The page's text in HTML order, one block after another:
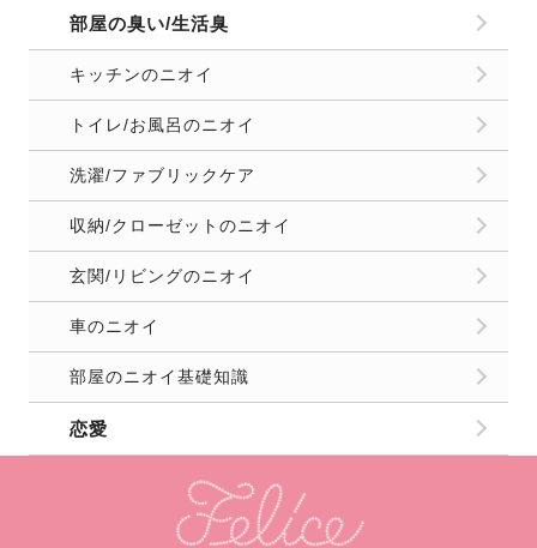
部屋の臭い/生活臭
キッチンのニオイ
トイレ/お風呂のニオイ
洗濯/ファブリックケア
収納/クローゼットのニオイ
玄関/リビングのニオイ
車のニオイ
部屋のニオイ基礎知識
恋愛